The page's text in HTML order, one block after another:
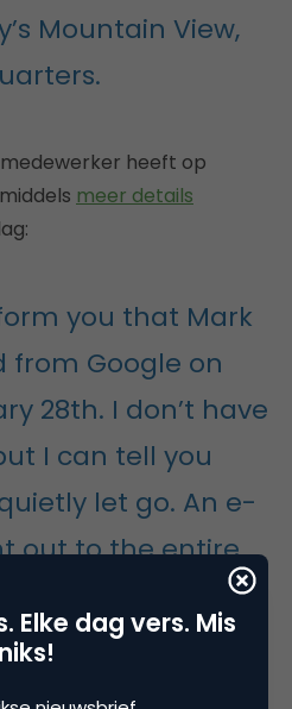
Mountain View,
heeft op
meer details
you that Mark
from Google on
28th. I don’t have
I can tell you
let go. An e-
out to the entire
us know that
had written to
Elke dag vers. Mis
niks!